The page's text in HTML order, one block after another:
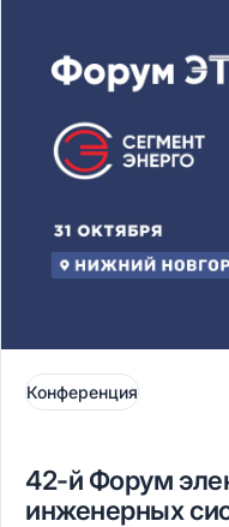
Конференция
42-й Форум
инженерных